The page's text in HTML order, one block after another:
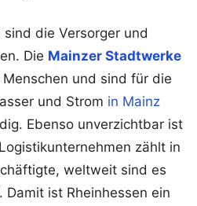
die Versorger und
Die Mainzer Stadtwerke
und sind für die
und Strom in Mainz
Ebenso unverzichtbar ist
zählt in
weltweit sind es
ist Rheinhessen ein